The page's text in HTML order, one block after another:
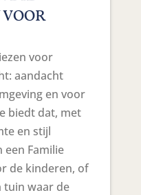
voor
aandacht
en voor
biedt dat, met
en stijl
een Familie
de kinderen, of
tuin waar de